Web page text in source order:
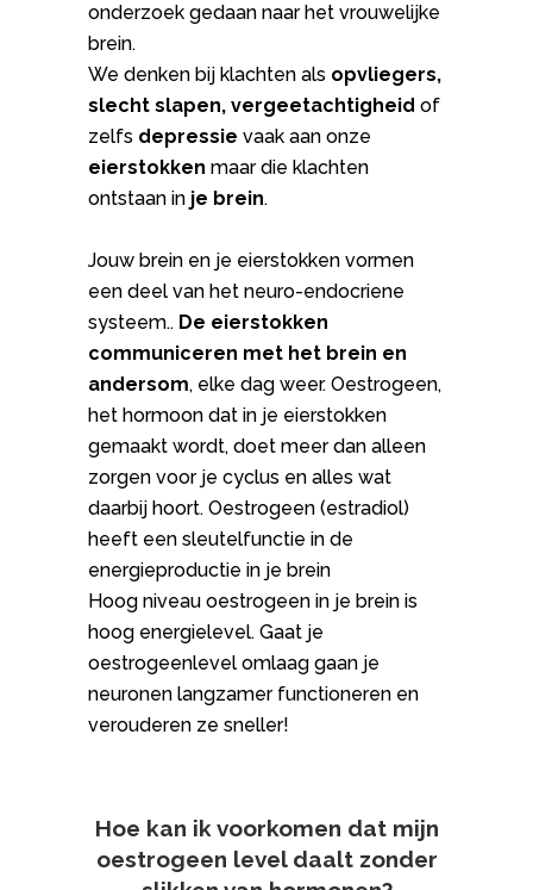
onderzoek gedaan naar het vrouwelijke
brein.
We denken bij klachten als opvliegers,
slecht slapen, vergeetachtigheid of
zelfs depressie vaak aan onze
eierstokken maar die klachten
ontstaan in je brein.
Jouw brein en je eierstokken vormen
een deel van het neuro-endocriene
systeem.. De eierstokken
communiceren met het brein en
andersom, elke dag weer. Oestrogeen,
het hormoon dat in je eierstokken
gemaakt wordt, doet meer dan alleen
zorgen voor je cyclus en alles wat
daarbij hoort. Oestrogeen (estradiol)
heeft een sleutelfunctie in de
energieproductie in je brein
Hoog niveau oestrogeen in je brein is
hoog energielevel. Gaat je
oestrogeenlevel omlaag gaan je
neuronen langzamer functioneren en
verouderen ze sneller!
Hoe kan ik voorkomen dat mijn
oestrogeen level daalt zonder